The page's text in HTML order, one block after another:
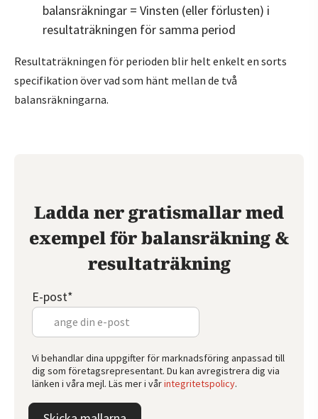
balansräkningar = Vinsten (eller förlusten) i
resultaträkningen för samma period
Resultaträkningen för perioden blir helt enkelt en sorts
specifikation över vad som hänt mellan de två
balansräkningarna.
Ladda ner gratismallar med
exempel för balansräkning &
resultaträkning
E-post*
Vi behandlar dina uppgifter för marknadsföring anpassad till
dig som företagsrepresentant. Du kan avregistrera dig via
länken i våra mejl. Läs mer i vårintegritetspolicy.